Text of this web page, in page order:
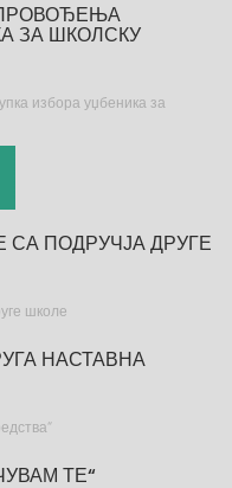
ЗА ШКОЛСКУ
избора уџбеника за
ПОДРУЧЈА ДРУГЕ
школе
НАСТАВНА
ТЕ“